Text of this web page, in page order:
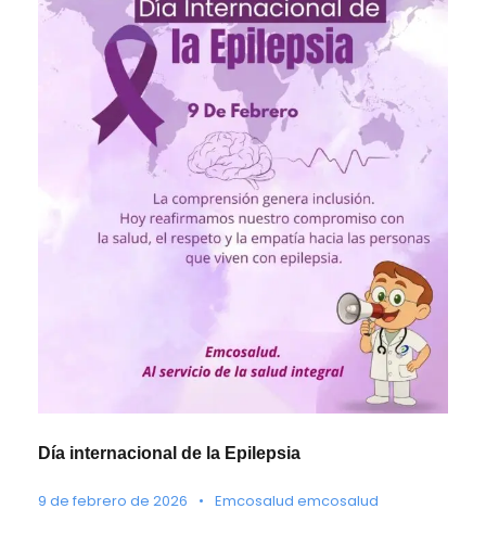
Día internacional de la Epilepsia
9 de febrero de 2026 • Emcosalud emcosalud